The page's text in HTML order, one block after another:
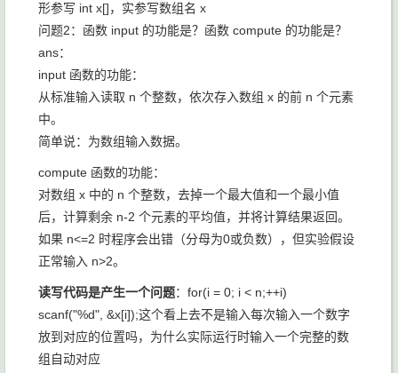
形参写 int x[]，实参写数组名 x
问题2：函数 input 的功能是？函数 compute 的功能是？
ans：
input 函数的功能：
从标准输入读取 n 个整数，依次存入数组 x 的前 n 个元素
中。
简单说：为数组输入数据。
compute 函数的功能：
对数组 x 中的 n 个整数，去掉一个最大值和一个最小值
后，计算剩余 n-2 个元素的平均值，并将计算结果返回。
如果 n<=2 时程序会出错（分母为0或负数），但实验假设
正常输入 n>2。
读写代码是产生一个问题：for(i = 0; i < n;++i)
scanf("%d", &x[i]);这个看上去不是输入每次输入一个数字
放到对应的位置吗，为什么实际运行时输入一个完整的数
组自动对应